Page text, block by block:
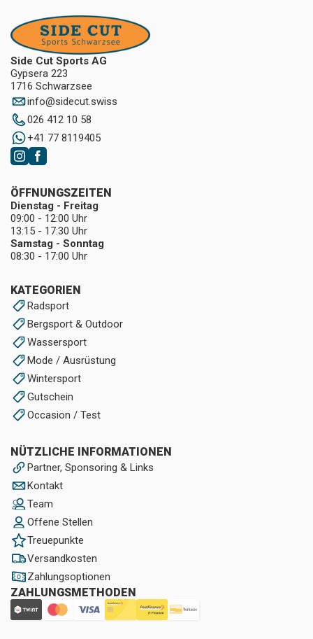
Side Cut Sports AG
Gypsera 223
1716 Schwarzsee
info@sidecut.swiss
026 412 10 58
+41 77 8119405
KATEGORIEN
Radsport
Bergsport & Outdoor
Wassersport
Mode / Ausrüstung
Wintersport
Gutschein
Occasion / Test
NÜTZLICHE INFORMATIONEN
Partner, Sponsoring & Links
Kontakt
Team
Offene Stellen
Treuepunkte
Versandkosten
Zahlungsoptionen
ZAHLUNGSMETHODEN
ÖFFNUNGSZEITEN
Dienstag - Freitag
09:00 - 12:00 Uhr
13:15 - 17:30 Uhr
Samstag - Sonntag
08:30 - 17:00 Uhr